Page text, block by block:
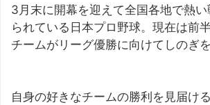
3月末に開幕を迎えて全国各地で熱
られている日本プロ野球。現在は前
チームがリーグ優勝に向けてしのぎ
自身の好きなチームの勝利を見届け